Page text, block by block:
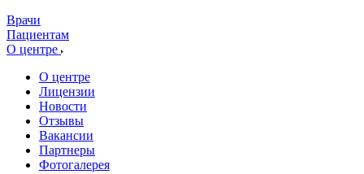
Врачи
Пациентам
О центре
О центре
Лицензии
Новости
Отзывы
Вакансии
Партнеры
Фотогалерея